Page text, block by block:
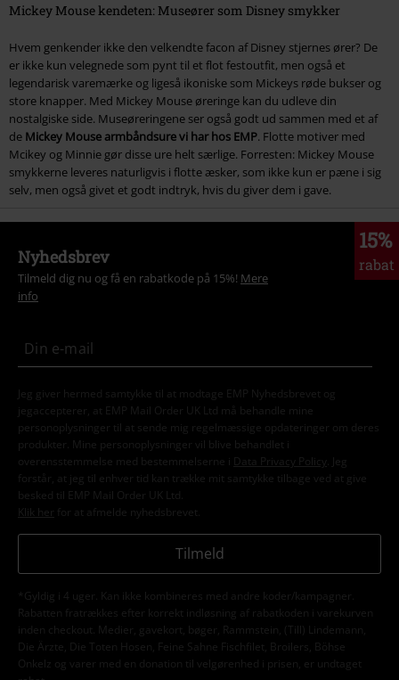
Mickey Mouse kendeten: Museører som Disney smykker
Hvem genkender ikke den velkendte facon af Disney stjernes ører? De
er ikke kun velegnede som pynt til et flot festoutfit, men også et
legendarisk varemærke og ligeså ikoniske som Mickeys røde bukser og
store knapper. Med Mickey Mouse øreringe kan du udleve din
nostalgiske side. Museøreringene ser også godt ud sammen med et af
de Mickey Mouse armbåndsure vi har hos EMP. Flotte motiver med
Mcikey og Minnie gør disse ure helt særlige. Forresten: Mickey Mouse
smykkerne leveres naturligvis i flotte æsker, som ikke kun er pæne i sig
selv, men også givet et godt indtryk, hvis du giver dem i gave.
15%
rabat
Nyhedsbrev
Tilmeld dig nu og få en rabatkode på 15%! Mere
info
Jeg giver hermed samtykke til at modtage EMP Nyhedsbrevet og
jegaccepterer, at EMP Mail Order UK Ltd må behandle mine
personoplysninger til at sende mig regelmæssige opdateringer om deres
produkter. Mine personoplysninger vil blive behandlet i
overensstemmelse med bestemmelserne i
Data Privacy Policy
. Jeg
forstår, at jeg til enhver tid kan trække mit samtykke tilbage ved at give
besked til EMP Mail Order UK Ltd.
Klik her
for at afmelde nyhedsbrevet.
Tilmeld
*Gyldig i 4 uger. Kan ikke kombineres med andre koder/kampagner.
Rabatten fratrækkes efter korrekt indløsning af rabatkoden i varekurven
inden checkout. Medier, gavekort, bøger, Rammstein, (Till) Lindemann,
Die Ärzte, Die Toten Hosen, Feine Sahne Fischfilet, Broilers, Böhse
Onkelz og varer med en donation til velgørenhed i prisen, er undtaget